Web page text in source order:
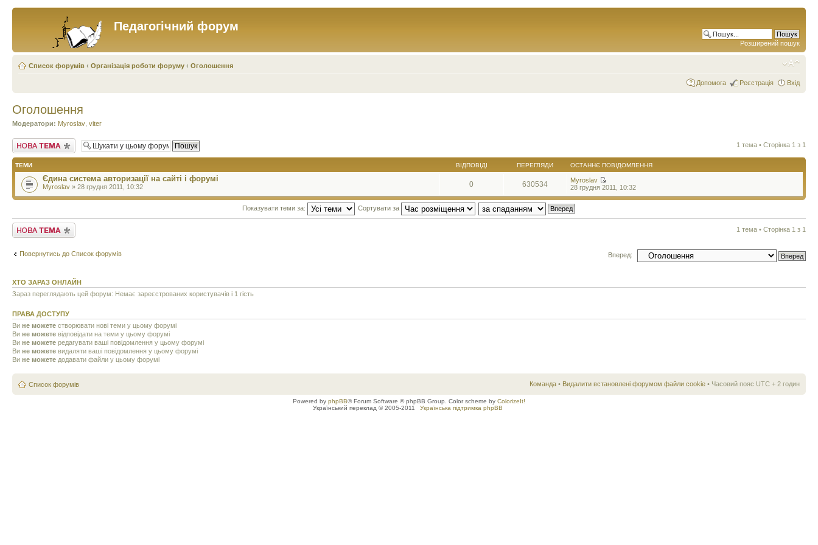
Педагогічний форум
Розширений пошук
Список форумів ‹ Організація роботи форуму ‹ Оголошення
Допомога Реєстрація Вхід
Оголошення
Модератори: Myroslav viter
Створити нову тему 1 тема • Сторінка 1 з 1
ТЕМИ ВІДПОВІДІ ПЕРЕГЛЯДИ ОСТАННЄ ПОВІДОМЛЕННЯ
Єдина система авторизації на сайті і форумі
Myroslav » 28 грудня 2011, 10:32 0 630534
Myroslav
28 грудня 2011, 10:32
Показувати теми за: Сортувати за
Створити нову тему 1 тема • Сторінка 1 з 1
Повернутись до Список форумів Вперед:
ХТО ЗАРАЗ ОНЛАЙН
Зараз переглядають цей форум: Немає зареєстрованих користувачів і 1 гість
ПРАВА ДОСТУПУ
Ви не можете створювати нові теми у цьому форумі
Ви не можете відповідати на теми у цьому форумі
Ви не можете редагувати ваші повідомлення у цьому форумі
Ви не можете видаляти ваші повідомлення у цьому форумі
Ви не можете додавати файли у цьому форумі
Список форумів Команда • Видалити встановлені форумом файли cookie • Часовий пояс UTC + 2 годин
Powered by phpBB® Forum Software © phpBB Group. Color scheme by ColorizeIt!
Український переклад © 2005-2011
Українська підтримка phpBB